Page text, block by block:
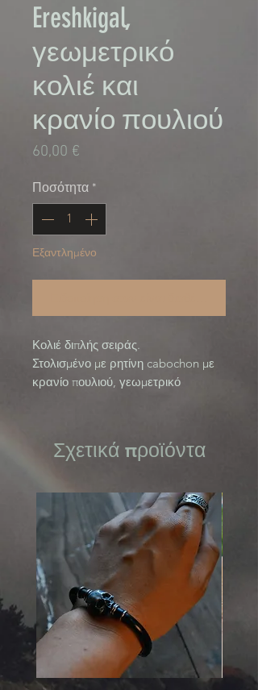
Ereshkigal,
γεωμετρικό
κολιέ και
κρανίο πουλιού
60,00 €
Ποσότητα *
Εξαντλημένο
Κολιέ διπλής σειράς.
Στολισμένο με ρητίνη cabochon με
κρανίο πουλιού, γεωμετρικό
Σχετικά προϊόντα